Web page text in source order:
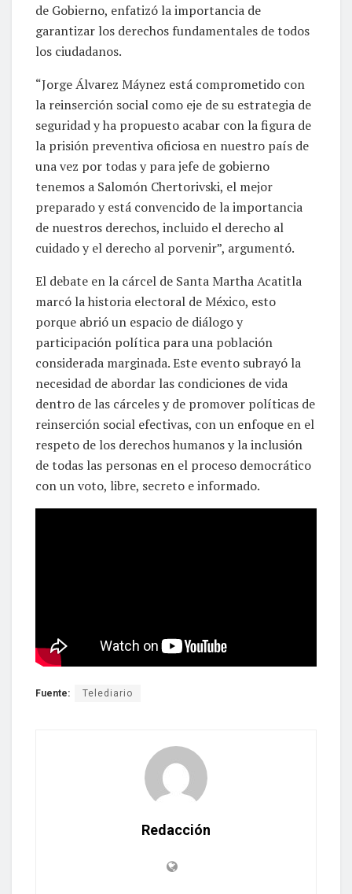
de Gobierno, enfatizó la importancia de
garantizar los derechos fundamentales de todos
los ciudadanos.
“Jorge Álvarez Máynez está comprometido con
la reinserción social como eje de su estrategia de
seguridad y ha propuesto acabar con la figura de
la prisión preventiva oficiosa en nuestro país de
una vez por todas y para jefe de gobierno
tenemos a Salomón Chertorivski, el mejor
preparado y está convencido de la importancia
de nuestros derechos, incluido el derecho al
cuidado y el derecho al porvenir”, argumentó.
El debate en la cárcel de Santa Martha Acatitla
marcó la historia electoral de México, esto
porque abrió un espacio de diálogo y
participación política para una población
considerada marginada. Este evento subrayó la
necesidad de abordar las condiciones de vida
dentro de las cárceles y de promover políticas de
reinserción social efectivas, con un enfoque en el
respeto de los derechos humanos y la inclusión
de todas las personas en el proceso democrático
con un voto, libre, secreto e informado.
Fuente: Telediario
Redacción